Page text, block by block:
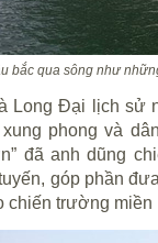
bắc qua sông như
Long Đại lịch sử
phong và
đã anh dũng
góp phần
chiến trường miền